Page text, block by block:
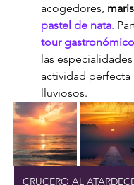
acogedores,
pastel de nata.
tour gastronómico
las
actividad perfecta
lluviosos.
CRUCERO AL